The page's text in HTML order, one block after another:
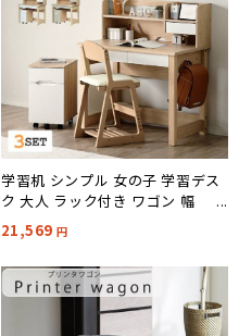
学習机 シンプル 女の子 学習デス
ク 大人 ラック付き ワゴン 幅
98cm 3点セット Rinork(リノー
ク) 2色対応
21,569 円